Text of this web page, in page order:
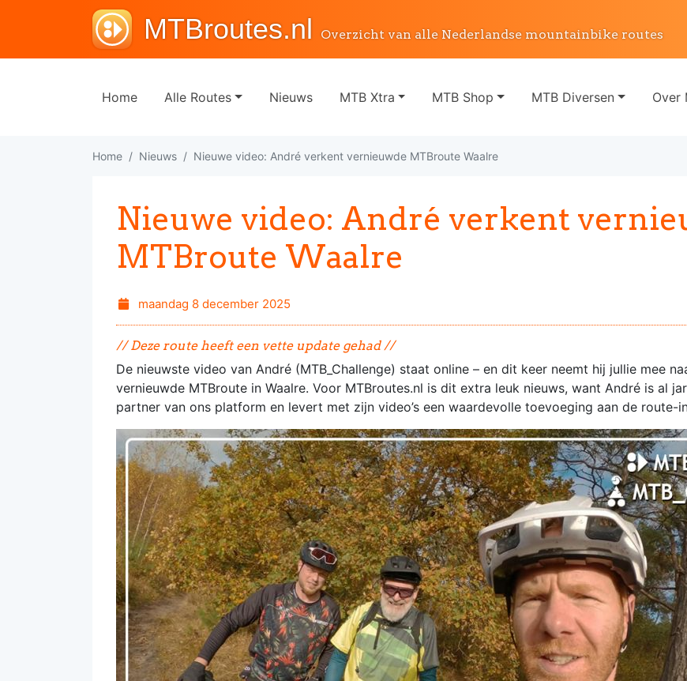
MTBroutes.nl Overzicht van alle Nederlandse mountainbike routes
Home Alle Routes Nieuws MTB Xtra MTB Shop MTB Diversen Over
Home Nieuws Nieuwe video: André verkent vernieuwde MTBroute Waalre
Nieuwe video: André verkent
MTBroute Waalre
maandag 8 december 2025
// Deze route heeft een vette update gehad //
De nieuwste video van André (MTB_Challenge) staat online – en dit keer neemt hij jullie mee
vernieuwde MTBroute in Waalre. Voor MTBroutes.nl is dit extra leuk nieuws, want André is al
partner van ons platform en levert met zijn video’s een waardevolle toevoeging aan de route-